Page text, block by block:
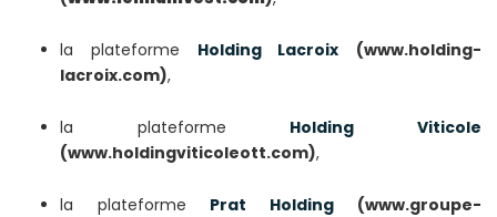
la plateforme Holding Lacroix
(www.holding-
lacroix.com),
la plateforme Holding Viticole
(www.holdingviticoleott.com),
la plateforme Prat Holding
(www.groupe-